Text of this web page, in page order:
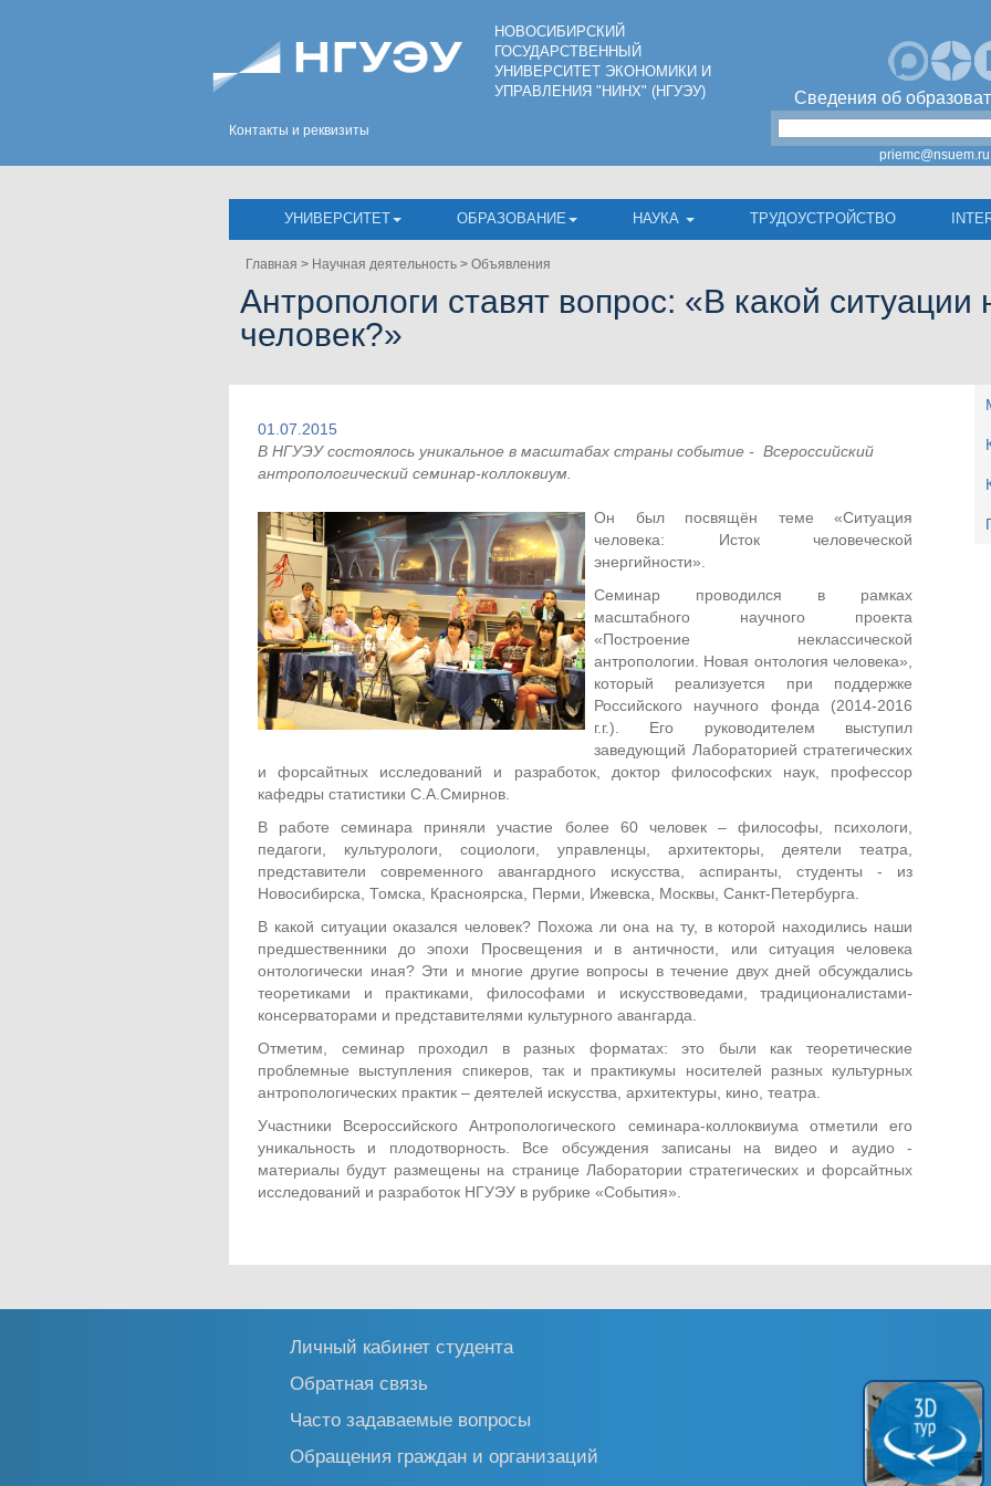
Контакты и реквизиты
НОВОСИБИРСКИЙ
ГОСУДАРСТВЕННЫЙ
УНИВЕРСИТЕТ ЭКОНОМИКИ И
УПРАВЛЕНИЯ "НИНХ" (НГУЭУ)
Сведения об
УНИВЕРСИТЕТ ОБРАЗОВАНИЕ НАУКА ТРУДОУСТРОЙСТВО
Главная > Научная деятельность > Объявления
Антропологи ставят вопрос: «В какой ситуации
человек?»
01.07.2015
В НГУЭУ состоялось уникальное в масштабах страны событие - Всероссийский
антропологический семинар-коллоквиум.
Он был посвящён теме «Ситуация
человека: Исток человеческой
энергийности».
Семинар проводился в рамках
масштабного научного проекта
«Построение неклассической
антропологии. Новая онтология человека»,
который реализуется при поддержке
Российского научного фонда (2014-2016
г.г.). Его руководителем выступил
заведующий Лабораторией стратегических
и форсайтных исследований и разработок, доктор философских наук, профессор
кафедры статистики С.А.Смирнов.
В работе семинара приняли участие более 60 человек – философы, психологи,
педагоги, культурологи, социологи, управленцы, архитекторы, деятели театра,
представители современного авангардного искусства, аспиранты, студенты - из
Новосибирска, Томска, Красноярска, Перми, Ижевска, Москвы, Санкт-Петербурга.
В какой ситуации оказался человек? Похожа ли она на ту, в которой находились наши
предшественники до эпохи Просвещения и в античности, или ситуация человека
онтологически иная? Эти и многие другие вопросы в течение двух дней обсуждались
теоретиками и практиками, философами и искусствоведами, традиционалистами-
консерваторами и представителями культурного авангарда.
Отметим, семинар проходил в разных форматах: это были как теоретические
проблемные выступления спикеров, так и практикумы носителей разных культурных
антропологических практик – деятелей искусства, архитектуры, кино, театра.
Участники Всероссийского Антропологического семинара-коллоквиума отметили его
уникальность и плодотворность. Все обсуждения записаны на видео и аудио -
материалы будут размещены на странице Лаборатории стратегических и форсайтных
исследований и разработок НГУЭУ в рубрике «События».
Личный кабинет студента
Обратная связь
Часто задаваемые вопросы
Обращения граждан и организаций